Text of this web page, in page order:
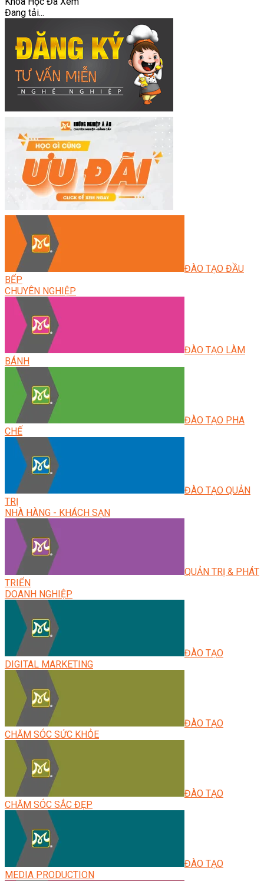
Đang tải...
ĐÀO TẠO ĐẦU
BẾP
CHUYÊN NGHIỆP
ĐÀO TẠO LÀM
BÁNH
ĐÀO TẠO PHA
CHẾ
ĐÀO TẠO QUẢN
TRỊ
NHÀ HÀNG - KHÁCH SẠN
QUẢN TRỊ & PHÁT
TRIỂN
DOANH NGHIỆP
ĐÀO TẠO
DIGITAL MARKETING
ĐÀO TẠO
CHĂM SÓC SỨC KHỎE
ĐÀO TẠO
CHĂM SÓC SẮC ĐẸP
ĐÀO TẠO
MEDIA PRODUCTION